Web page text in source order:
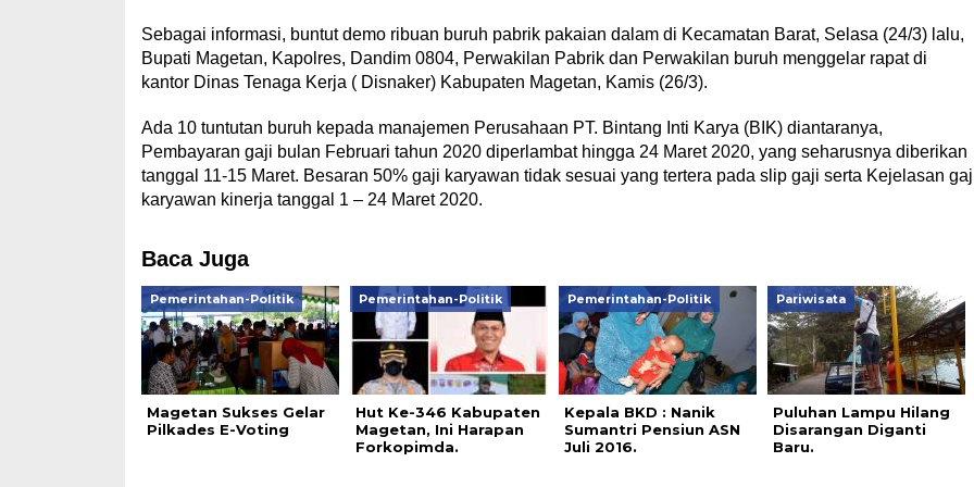
Sebagai informasi, buntut demo ribuan buruh pabrik pakaian dalam di Kecamatan Barat, Selasa (24/3) lalu,
Bupati Magetan, Kapolres, Dandim 0804, Perwakilan Pabrik dan Perwakilan buruh menggelar rapat di
kantor Dinas Tenaga Kerja ( Disnaker) Kabupaten Magetan, Kamis (26/3).
Ada 10 tuntutan buruh kepada manajemen Perusahaan PT. Bintang Inti Karya (BIK) diantaranya,
Pembayaran gaji bulan Februari tahun 2020 diperlambat hingga 24 Maret 2020, yang seharusnya diberikan
tanggal 11-15 Maret. Besaran 50% gaji karyawan tidak sesuai yang tertera pada slip gaji serta Kejelasan
karyawan kinerja tanggal 1 – 24 Maret 2020.
Baca Juga
Pemerintahan-Politik
Magetan Sukses Gelar
Pilkades E-Voting
Pemerintahan-Politik
Hut Ke-346 Kabupaten
Magetan, Ini Harapan
Forkopimda.
Pemerintahan-Politik
Kepala BKD : Nanik
Sumantri Pensiun ASN
Juli 2016.
Pariwisata
Puluhan Lampu Hilang
Disarangan Diganti
Baru.